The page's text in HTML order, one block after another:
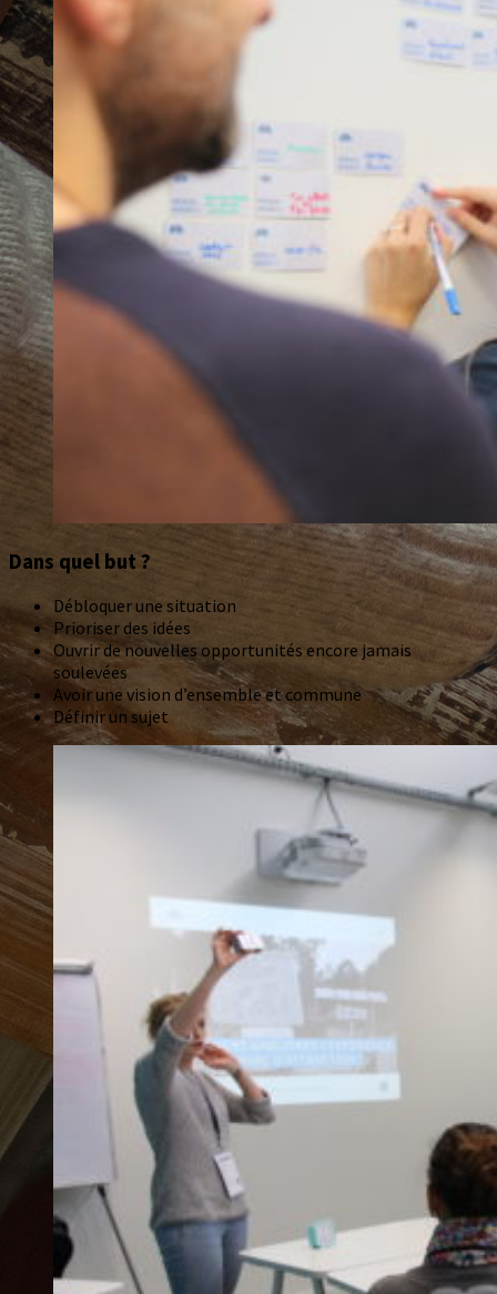
Dans quel but ?
Débloquer une situation
Prioriser des idées
Ouvrir de nouvelles opportunités encore jamais
soulevées
Avoir une vision d’ensemble et commune
Définir un sujet